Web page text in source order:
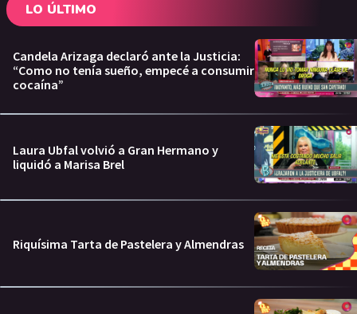
LO ÚLTIMO
Candela Arizaga declaró ante la Justicia:
“Como no tenía sueño, empecé a consumir
cocaína”
Laura Ubfal volvió a Gran Hermano y
liquidó a Marisa Brel
Riquísima Tarta de Pastelera y Almendras